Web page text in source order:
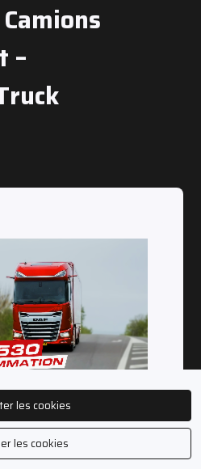
–
DAF XG+
les cookies
les cookies